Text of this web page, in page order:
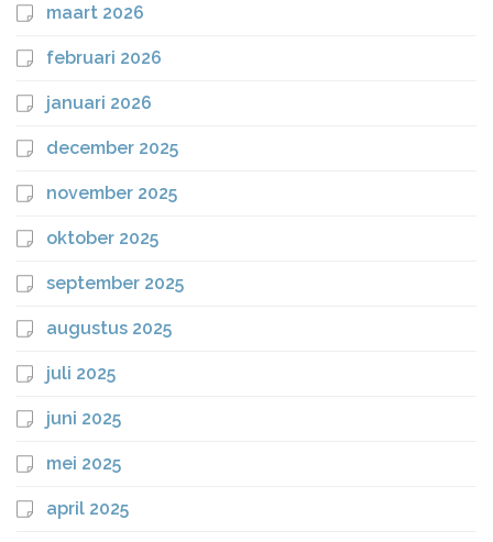
maart 2026
februari 2026
januari 2026
december 2025
november 2025
oktober 2025
september 2025
augustus 2025
juli 2025
juni 2025
mei 2025
april 2025